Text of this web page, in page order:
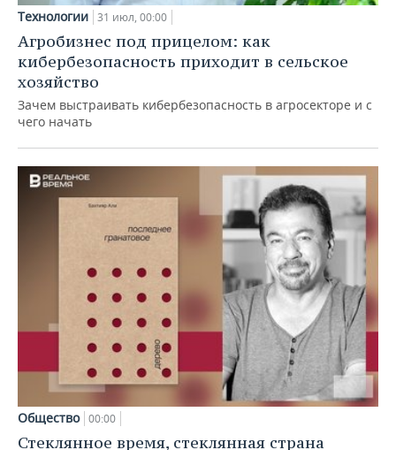
Технологии 31 июл, 00:00
Агробизнес под прицелом: как
кибербезопасность приходит в сельское
хозяйство
Зачем выстраивать кибербезопасность в агросекторе и с
чего начать
Общество 00:00
Стеклянное время, стеклянная страна